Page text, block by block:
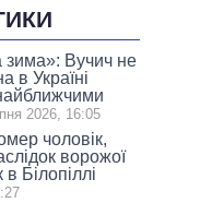
зима»: Вучич не
в Україні
2026, 16:05
чоловік,
ворожої
Білопіллі